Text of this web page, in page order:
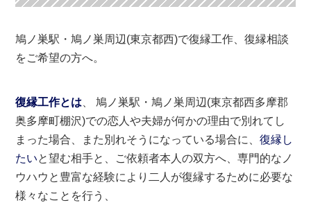
鳩ノ巣駅・鳩ノ巣周辺(東京都西)で復縁工作、復縁相談
をご希望の方へ。
復縁工作とは 、 鳩ノ巣駅・鳩ノ巣周辺(東京都西多摩郡
奥多摩町棚沢)での恋人や夫婦が何かの理由で別れてし
まった場合、また別れそうになっている場合に、復縁し
たいと望む相手と、ご依頼者本人の双方へ、専門的なノ
ウハウと豊富な経験により二人が復縁するために必要な
様々なことを行う、